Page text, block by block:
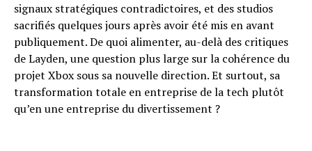
signaux stratégiques contradictoires, et des studios
sacrifiés quelques jours après avoir été mis en avant
publiquement. De quoi alimenter, au-delà des critiques
de Layden, une question plus large sur la cohérence du
projet Xbox sous sa nouvelle direction. Et surtout, sa
transformation totale en entreprise de la tech plutôt
qu’en une entreprise du divertissement ?